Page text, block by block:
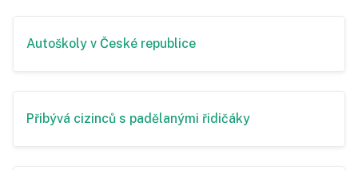
Autoškoly v České republice
Přibývá cizinců s padělanými řidičáky